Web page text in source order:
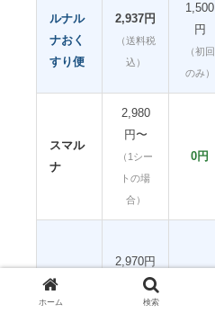
ルナル
ナおく
すり便
2,937円
（送料税
込）
1,500
円
（初回
のみ）
スマル
ナ
2,980
円〜
（1シー
トの場
合）
0円
mederi
Pill
2,970円
前後
（定期・
ホーム 検索